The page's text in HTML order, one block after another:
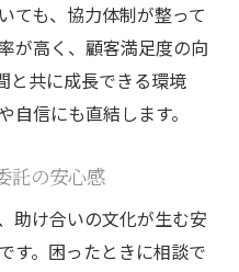
ても、協力体制が整って
が高く、顧客満足度の向
と共に成長できる環境
信にも直結します。
託の安心感
助け合いの文化が生む安
す。困ったときに相談で